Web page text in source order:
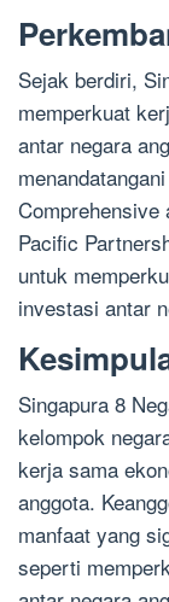
Sejak berdiri,
memperkuat
antar negara
Comprehensive
Pacific
untuk
investasi antar
Singapura 8
kelompok
kerja sama
anggota.
manfaat yang
seperti